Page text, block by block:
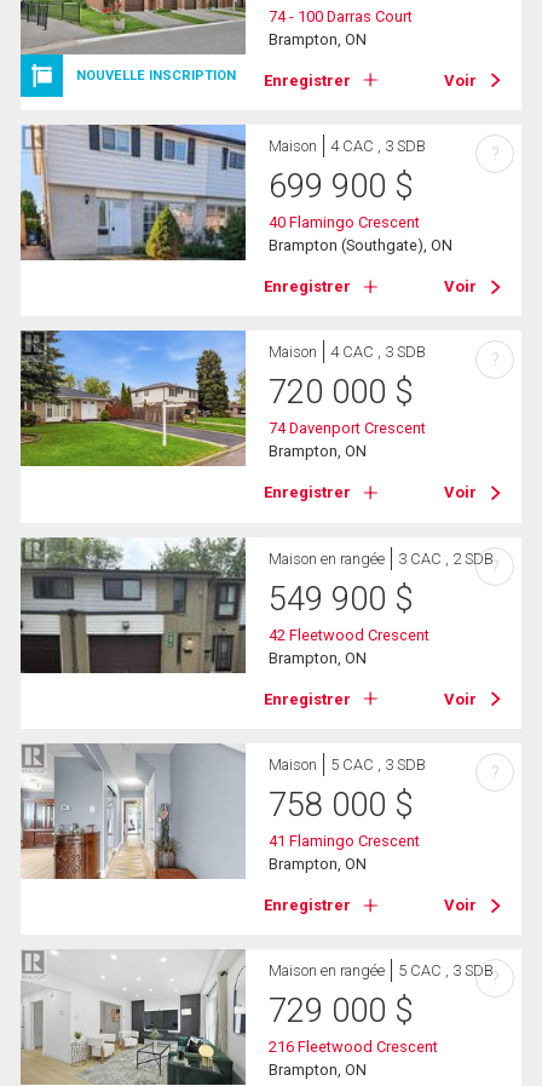
NOUVELLE INSCRIPTION
74 - 100 Darras Court
Brampton, ON
Enregistrer Voir
Maison 4 CAC , 3 SDB
699 900 $
40 Flamingo Crescent
Brampton (Southgate), ON
Enregistrer Voir
?
Maison 4 CAC , 3 SDB
720 000 $
74 Davenport Crescent
Brampton, ON
Enregistrer Voir
?
Maison en rangée 3 CAC , 2 SDB
549 900 $
42 Fleetwood Crescent
Brampton, ON
Enregistrer Voir
?
Maison 5 CAC , 3 SDB
758 000 $
41 Flamingo Crescent
Brampton, ON
Enregistrer Voir
?
Maison en rangée 5 CAC , 3 SDB
729 000 $
216 Fleetwood Crescent
Brampton, ON
?